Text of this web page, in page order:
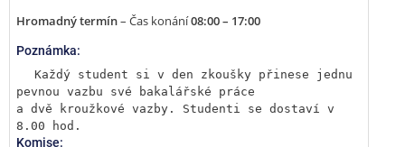
Hromadný termín– Čas konání08:00 – 17:00
Poznámka:
Každý student si v den zkoušky přinese jednu
pevnou vazbu své bakalářské práce
a dvě kroužkové vazby. Studenti se dostaví v
8.00 hod.
Komise: